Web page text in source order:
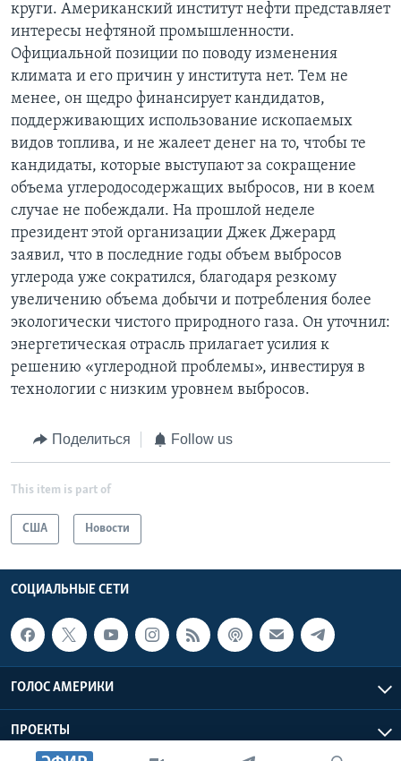
круги. Американский институт нефти представляет
интересы нефтяной промышленности.
Официальной позиции по поводу изменения
климата и его причин у института нет. Тем не
менее, он щедро финансирует кандидатов,
поддерживающих использование ископаемых
видов топлива, и не жалеет денег на то, чтобы те
кандидаты, которые выступают за сокращение
объема углеродосодержащих выбросов, ни в коем
случае не побеждали. На прошлой неделе
президент этой организации Джек Джерард
заявил, что в последние годы объем выбросов
углерода уже сократился, благодаря резкому
увеличению объема добычи и потребления более
экологически чистого природного газа. Он уточнил:
энергетическая отрасль прилагает усилия к
решению «углеродной проблемы», инвестируя в
технологии с низким уровнем выбросов.
Поделиться Follow us
This item is part of
США Новости
СОЦИАЛЬНЫЕ СЕТИ
ГОЛОС АМЕРИКИ
ПРОЕКТЫ